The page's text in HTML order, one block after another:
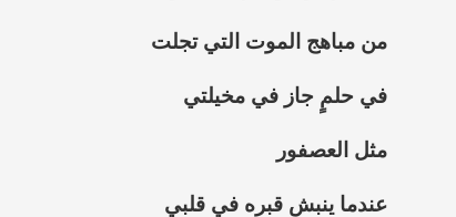
من مباهج الموت التي تجلت
في حلمٍ جاز في مخيلتي
مثل العصفور
عندما ينبش قبره في قلبي